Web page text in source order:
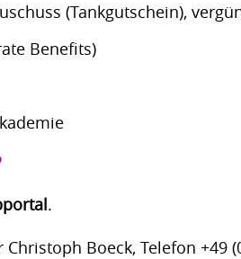
(Tankgutschein),
Benefits)
.
Boeck, Telefon +49